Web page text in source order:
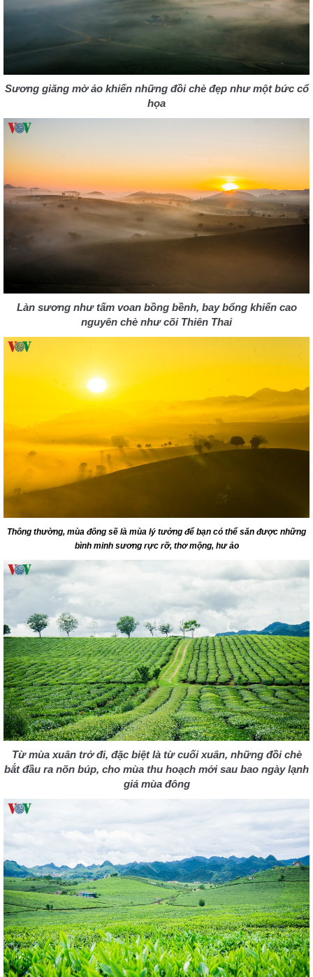
Sương giăng mờ ảo khiến những đồi chè đẹp như một bức cổ
họa
Làn sương như tấm voan bồng bềnh, bay bổng khiến cao
nguyên chè như cõi Thiên Thai
Thông thường, mùa đông sẽ là mùa lý tưởng để bạn có thể săn được những
bình minh sương rực rỡ, thơ mộng, hư ảo
Từ mùa xuân trở đi, đặc biệt là từ cuối xuân, những đồi chè
bắt đầu ra nõn búp, cho mùa thu hoạch mới sau bao ngày lạnh
giá mùa đông